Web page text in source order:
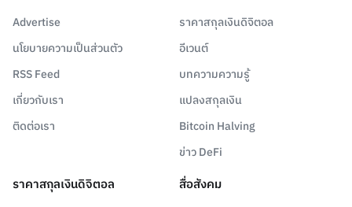
Advertise
นโยบายความเป็นส่วนตัว
RSS Feed
เกี่ยวกับเรา
ติดต่อเรา
ราคาสกุลเงินดิจิตอล
อีเวนต์
บทความความรู้
แปลงสกุลเงิน
Bitcoin Halving
ข่าว DeFi
ราคาสกุลเงินดิจิตอล สื่อสังคม